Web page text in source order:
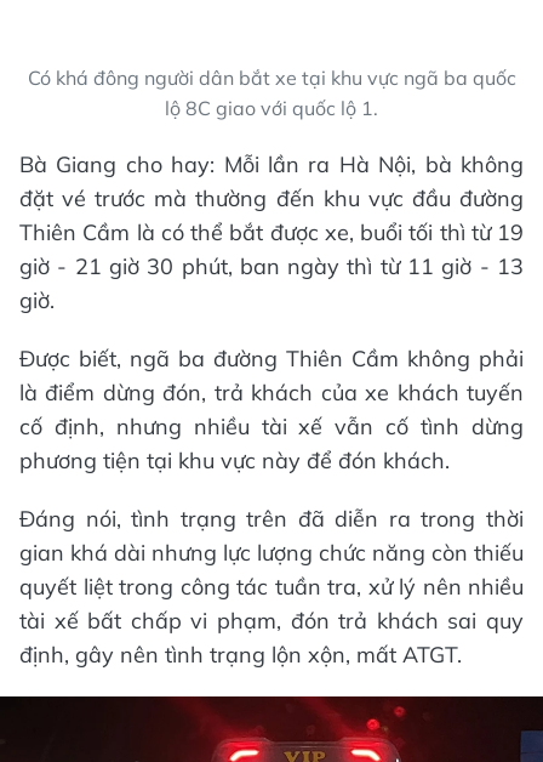
Có khá đông người dân bắt xe tại khu vực ngã ba quốc
lộ 8C giao với quốc lộ 1.
Bà Giang cho hay: Mỗi lần ra Hà Nội, bà không
đặt vé trước mà thường đến khu vực đầu đường
Thiên Cầm là có thể bắt được xe, buổi tối thì từ 19
giờ - 21 giờ 30 phút, ban ngày thì từ 11 giờ - 13
giờ.
Được biết, ngã ba đường Thiên Cầm không phải
là điểm dừng đón, trả khách của xe khách tuyến
cố định, nhưng nhiều tài xế vẫn cố tình dừng
phương tiện tại khu vực này để đón khách.
Đáng nói, tình trạng trên đã diễn ra trong thời
gian khá dài nhưng lực lượng chức năng còn thiếu
quyết liệt trong công tác tuần tra, xử lý nên nhiều
tài xế bất chấp vi phạm, đón trả khách sai quy
định, gây nên tình trạng lộn xộn, mất ATGT.